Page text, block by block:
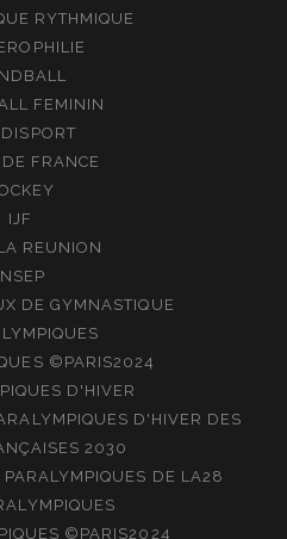
RYTHMIQUE
FEMININ
FRANCE
IJF
REUNION
DE GYMNASTIQUE
©PARIS2024
D'HIVER
D'HIVER DES
2030
PARALYMPIQUES DE LA28
©PARIS2024